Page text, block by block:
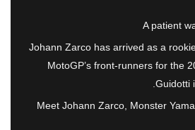
A patient
Johann Zarco has arrived as a
MotoGP’s front-runners for
Meet Johann Zarco, Monster